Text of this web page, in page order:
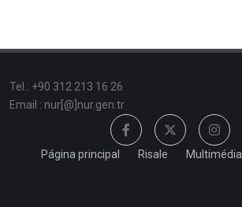
Tel.: +90 312 213 16 26
Email : nur[@]nur.gen.tr
Página principal Risale Multimédia